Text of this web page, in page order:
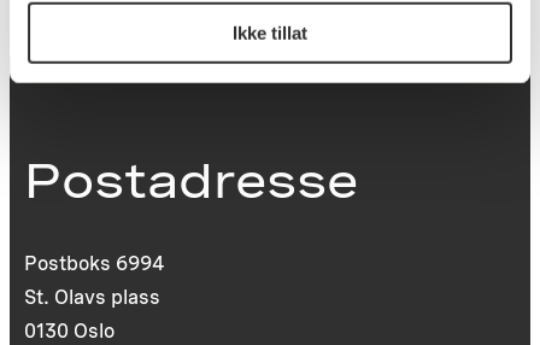
Ikke tillat
Postadresse
Postboks 6994
St. Olavs plass
0130 Oslo